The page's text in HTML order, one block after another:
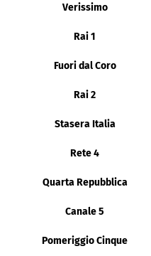
Verissimo
Rai 1
Fuori dal Coro
Rai 2
Stasera Italia
Rete 4
Quarta Repubblica
Canale 5
Pomeriggio Cinque